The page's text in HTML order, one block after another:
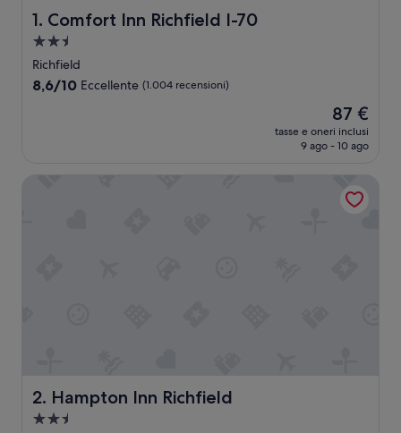
1. Comfort Inn Richfield I-70
Comfort Inn Richfield I-70
Struttura
a
2.5
Richfield
8.6
8,6/10 Eccellente (1.004 recensioni)
Il
prezzo
attuale
87 €
87 €
tasse e oneri inclusi
9 ago - 10 ago
2. Hampton Inn Richfield
Hampton Inn Richfield
Struttura